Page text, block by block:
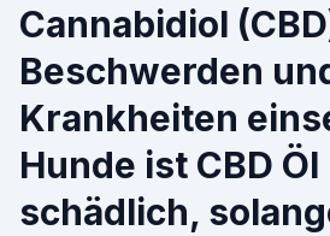
Cannabidiol
Beschwerden
Krankheiten
Hunde ist CBD
schädlich,